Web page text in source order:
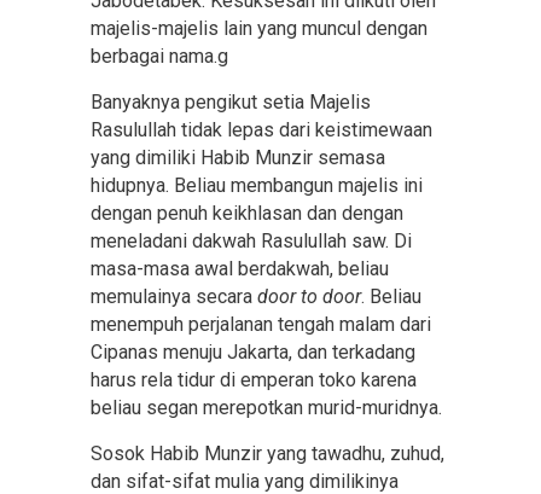
majelis-majelis lain yang muncul dengan
berbagai nama.g
Banyaknya pengikut setia Majelis
Rasulullah tidak lepas dari keistimewaan
yang dimiliki Habib Munzir semasa
hidupnya. Beliau membangun majelis ini
dengan penuh keikhlasan dan dengan
meneladani dakwah Rasulullah saw. Di
masa-masa awal berdakwah, beliau
memulainya secara door to door. Beliau
menempuh perjalanan tengah malam dari
Cipanas menuju Jakarta, dan terkadang
harus rela tidur di emperan toko karena
beliau segan merepotkan murid-muridnya.
Sosok Habib Munzir yang tawadhu, zuhud,
dan sifat-sifat mulia yang dimilikinya